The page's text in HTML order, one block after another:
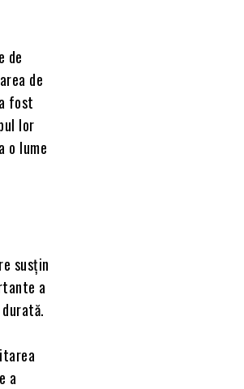
de
de
fost
lor
o lume
susțin
a
a